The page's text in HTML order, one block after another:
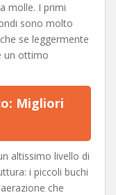
molle. I primi
sono molto
se leggermente
un ottimo
Migliori
altissimo livello di
i piccoli buchi
che